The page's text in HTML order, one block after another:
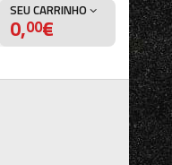
SEU CARRINHO
0,00€